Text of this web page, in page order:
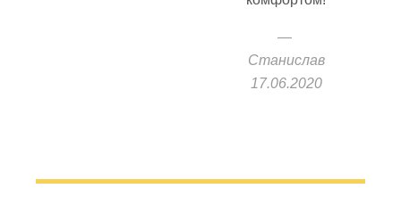
Станислав
17.06.2020